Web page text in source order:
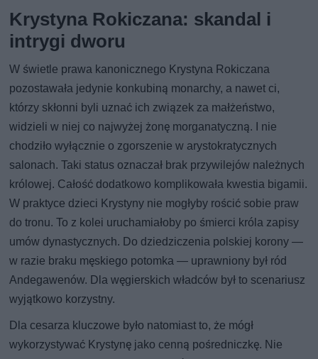
Krystyna Rokiczana: skandal i
intrygi dworu
W świetle prawa kanonicznego Krystyna Rokiczana
pozostawała jedynie konkubiną monarchy, a nawet ci,
którzy skłonni byli uznać ich związek za małżeństwo,
widzieli w niej co najwyżej żonę morganatyczną. I nie
chodziło wyłącznie o zgorszenie w arystokratycznych
salonach. Taki status oznaczał brak przywilejów należnych
królowej. Całość dodatkowo komplikowała kwestia bigamii.
W praktyce dzieci Krystyny nie mogłyby rościć sobie praw
do tronu. To z kolei uruchamiałoby po śmierci króla zapisy
umów dynastycznych. Do dziedziczenia polskiej korony —
w razie braku męskiego potomka — uprawniony był ród
Andegawenów. Dla węgierskich władców był to scenariusz
wyjątkowo korzystny.
Dla cesarza kluczowe było natomiast to, że mógł
wykorzystywać Krystynę jako cenną pośredniczkę. Nie